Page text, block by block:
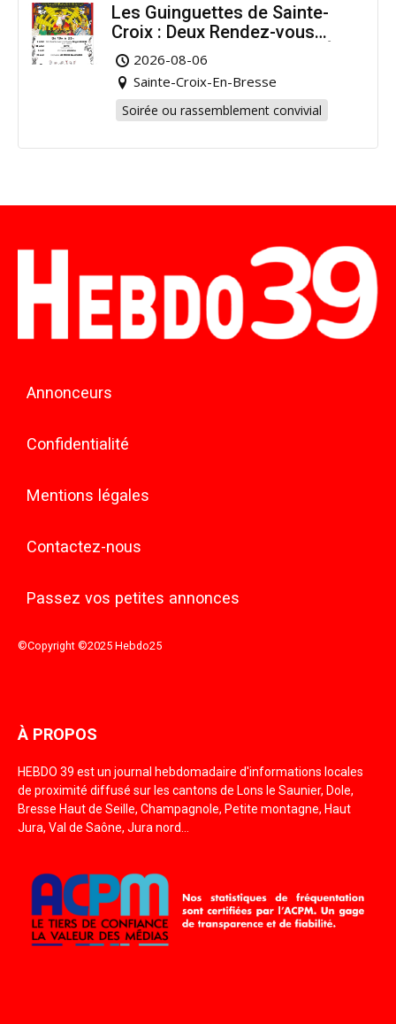
Les Guinguettes de Sainte-
Croix : Deux Rendez-vous
Dansants pour Prolonger l’Été
!
2026-08-06
Sainte-Croix-En-Bresse
Soirée ou rassemblement convivial